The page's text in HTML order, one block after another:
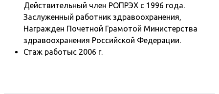
Действительный член РОПРЭХ с 1996 года.
Заслуженный работник здравоохранения,
Награжден Почетной Грамотой Министерства
здравоохранения Российской Федерации.
Стаж работыс 2006 г.